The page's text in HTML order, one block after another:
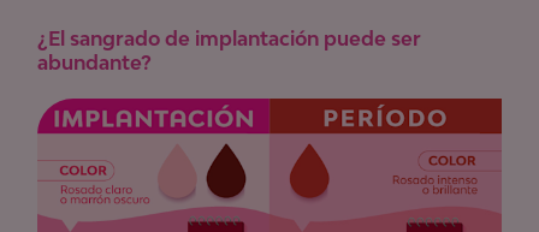
¿El sangrado de implantación puede ser
abundante?